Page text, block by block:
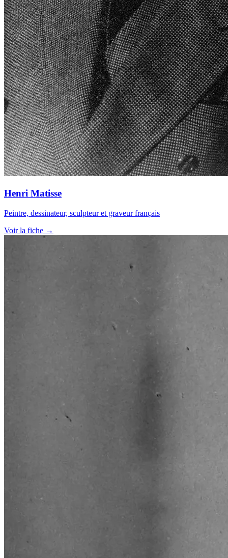
Henri Matisse
Peintre, dessinateur, sculpteur et graveur français
Voir la fiche →